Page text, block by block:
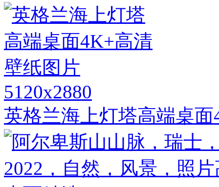
5120x2880
英格兰海上灯塔高端桌